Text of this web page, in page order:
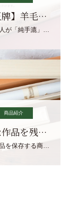
【鳳王牌】羊毛筆×濃墨での揮毫に最適な宣紙系画仙紙
商品紹介
大切な作品を残す作品保存商品